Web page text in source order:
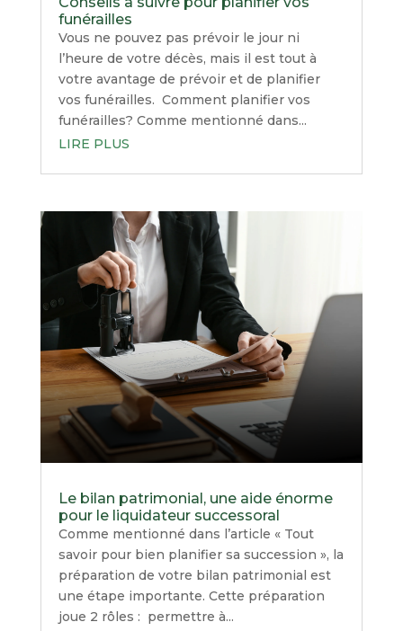
funérailles
Vous ne pouvez pas prévoir le jour ni
l’heure de votre décès, mais il est tout à
votre avantage de prévoir et de planifier
vos funérailles. Comment planifier vos
funérailles? Comme mentionné dans...
LIRE PLUS
Le bilan patrimonial, une aide énorme
pour le liquidateur successoral
Comme mentionné dans l’article « Tout
savoir pour bien planifier sa succession », la
préparation de votre bilan patrimonial est
une étape importante. Cette préparation
joue 2 rôles : permettre à...